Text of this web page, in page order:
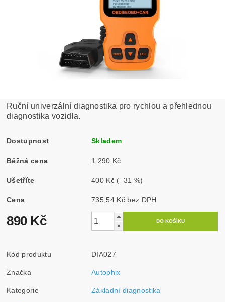
Ruční univerzální diagnostika pro rychlou a přehlednou
diagnostika vozidla.
Dostupnost Skladem
Běžná cena 1 290 Kč
Ušetříte 400 Kč (–31 %)
Cena 735,54 Kč bez DPH
890 Kč
Kód produktu DIA027
Značka Autophix
Kategorie Základní diagnostika